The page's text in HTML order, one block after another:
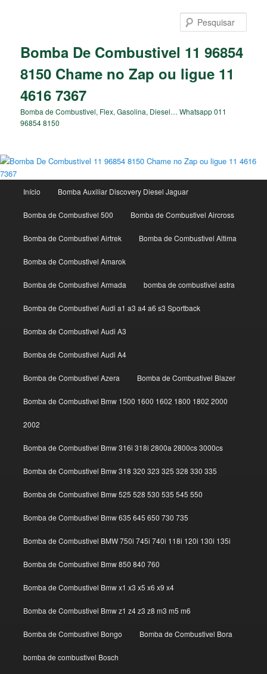
principalBomba De Combustivel 11 96854
8150 Chame no Zap ou ligue 11
4616 7367
Bomba de Combustivel, Flex, Gasolina, Diesel… Whatsapp 011
96854 8150
principal
Início Bomba Auxiliar Discovery Diesel Jaguar
Bomba de Combustivel 500 Bomba de Combustivel Aircross
Bomba de Combustivel Airtrek Bomba de Combustivel Altima
Bomba de Combustivel Amarok
Bomba de Combustivel Armada bomba de combustivel astra
Bomba de Combustivel Audi a1 a3 a4 a6 s3 Sportback
Bomba de Combustivel Audi A3
Bomba de Combustivel Audi A4
Bomba de Combustivel Azera Bomba de Combustivel Blazer
Bomba de Combustivel Bmw 1500 1600 1602 1800 1802 2000
2002
Bomba de Combustivel Bmw 316i 318i 2800a 2800cs 3000cs
Bomba de Combustivel Bmw 318 320 323 325 328 330 335
Bomba de Combustivel Bmw 525 528 530 535 545 550
Bomba de Combustivel Bmw 635 645 650 730 735
Bomba de Combustivel BMW 750i 745i 740i 118i 120i 130i 135i
Bomba de Combustivel Bmw 850 840 760
Bomba de Combustivel Bmw x1 x3 x5 x6 x9 x4
Bomba de Combustivel Bmw z1 z4 z3 z8 m3 m5 m6
Bomba de Combustivel Bongo Bomba de Combustivel Bora
bomba de combustivel Bosch